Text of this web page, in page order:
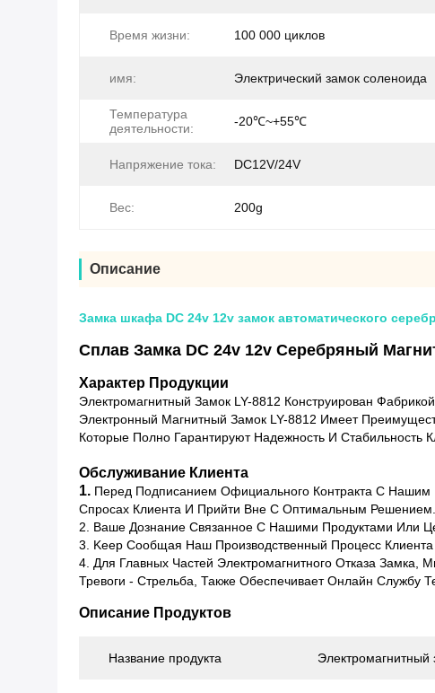
Время жизни: 100 000 циклов
имя: Электрический замок соленоида
Температура
деятельности:
-20℃~+55℃
Напряжение тока: DC12V/24V
Вес: 200g
Описание
Замка шкафа DC 24v 12v замок автоматического
Сплав Замка DC 24v 12v Серебряный
Характер Продукции
Электромагнитный Замок LY-8812 Конструирован
Электронный Магнитный Замок LY-8812 Имеет
Которые Полно Гарантируют Надежность И Стабильность
Обслуживание Клиента
1. Перед Подписанием Официального Контракта С
Спросах Клиента И Прийти Вне С Оптимальным Решением.
2. Ваше Дознание Связанное С Нашими Продуктами Или
3. Keep Сообщая Наш Производственный Процесс
4. Для Главных Частей Электромагнитного Отказа
Тревоги - Стрельба, Также Обеспечивает Онлайн Службу
Описание Продуктов
Название продукта Электромагнитный